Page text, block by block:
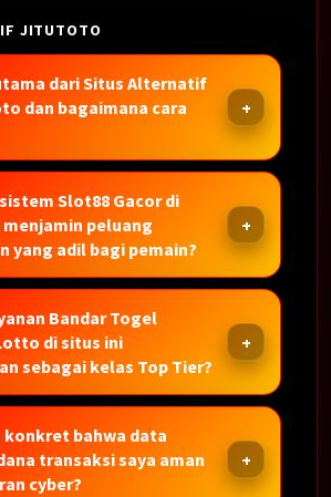
JITUTOTO
dari Situs Alternatif
dan bagaimana cara
Slot88 Gacor di
peluang
yang adil bagi pemain?
Bandar Togel
di situs ini
sebagai kelas Top Tier?
konkret bahwa data
transaksi saya aman
cyber?